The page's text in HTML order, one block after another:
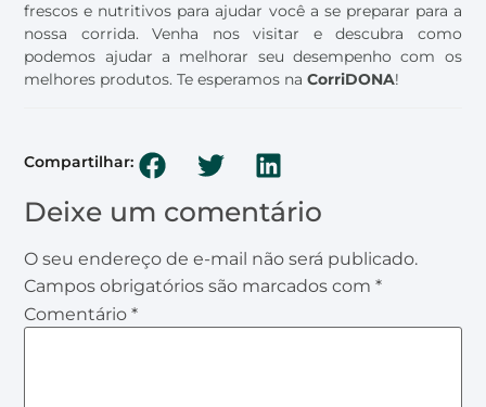
frescos e nutritivos para ajudar você a se preparar para a
nossa corrida. Venha nos visitar e descubra como
podemos ajudar a melhorar seu desempenho com os
melhores produtos. Te esperamos naCorriDONA!
Compartilhar:
Deixe um comentário
O seu endereço de e-mail não será publicado.
Campos obrigatórios são marcados com*
Comentário*